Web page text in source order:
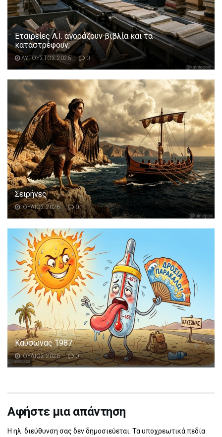
Εταιρείες Α.Ι. αγοράζουν βιβλία και τα
καταστρέφουν;
ΑΥΓΟΥΣΤΟΣ 2026 0
Σειρήνες
ΙΟΥΛΙΟΣ 2026 0
Καύσωνας 1987
ΙΟΥΛΙΟΣ 2026 0
Αφήστε μια απάντηση
Η ηλ. διεύθυνση σας δεν δημοσιεύεται. Τα υποχρεωτικά πεδία